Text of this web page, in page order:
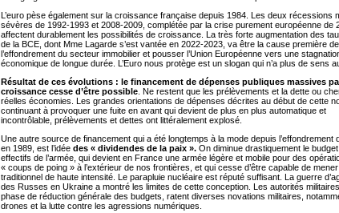
L’euro pèse également sur la croissance française depuis 1984. Les deux récessions
sévères de 1992-1993 et 2008-2009, complétée par la crise purement européenne de
affectent durablement les possibilités de croissance. La très forte augmentation des
de la BCE, dont Mme Lagarde s’est vantée en 2022-2023, va être la cause première de
l’effondrement du secteur immobilier et pousser l’Union Européenne vers une
économique de longue durée. L’Euro nous protège est un slogan qui n’a plus de sens
Résultat de ces évolutions : le financement de dépenses publiques massives
croissance cesse d’être possible . Ne restent que les prélèvements et la dette ou
réelles économies. Les grandes orientations de dépenses décrites au début de cette
continuant à provoquer une fuite en avant qui devient de plus en plus automatique et
incontrôlable, prélèvements et dettes ont littéralement explosé.
Une autre source de financement qui a été longtemps à la mode depuis l’effondrement
en 1989, est l’idée des « dividendes de la paix ». On diminue drastiquement le
effectifs de l’armée, qui devient en France une armée légère et mobile pour des
« coups de poing » à l’extérieur de nos frontières, et qui cesse d’être capable de
traditionnel de haute intensité. Le parapluie nucléaire est réputé suffisant. La guerre
des Russes en Ukraine a montré les limites de cette conception. Les autorités
phase de réduction générale des budgets, ratent diverses novations militaires,
drones et la lutte contre les agressions numériques.